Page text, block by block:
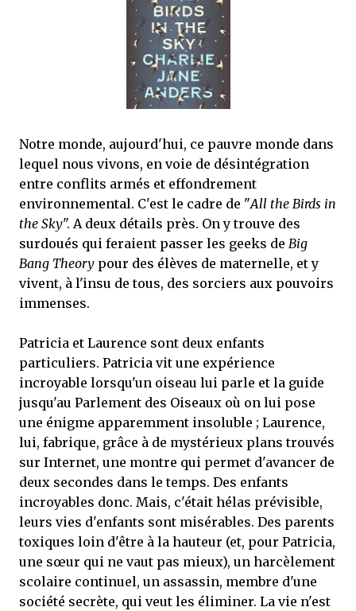
mettre sous tous les yeux. C'est cela...
Notre monde, aujourd'hui, ce pauvre monde dans
lequel nous vivons, en voie de désintégration
entre conflits armés et effondrement
environnemental. C'est le cadre de "All the Birds in
the Sky". A deux détails près. On y trouve des
surdoués qui feraient passer les geeks de Big
Bang Theory pour des élèves de maternelle, et y
vivent, à l'insu de tous, des sorciers aux pouvoirs
immenses.
Patricia et Laurence sont deux enfants
particuliers. Patricia vit une expérience
incroyable lorsqu'un oiseau lui parle et la guide
jusqu'au Parlement des Oiseaux où on lui pose
une énigme apparemment insoluble ; Laurence,
lui, fabrique, grâce à de mystérieux plans trouvés
sur Internet, une montre qui permet d'avancer de
deux secondes dans le temps. Des enfants
incroyables donc. Mais, c'était hélas prévisible,
leurs vies d'enfants sont misérables. Des parents
toxiques loin d'être à la hauteur (et, pour Patricia,
une sœur qui ne vaut pas mieux), un harcèlement
scolaire continuel, un assassin, membre d'une
société secrète, qui veut les éliminer. La vie n'est